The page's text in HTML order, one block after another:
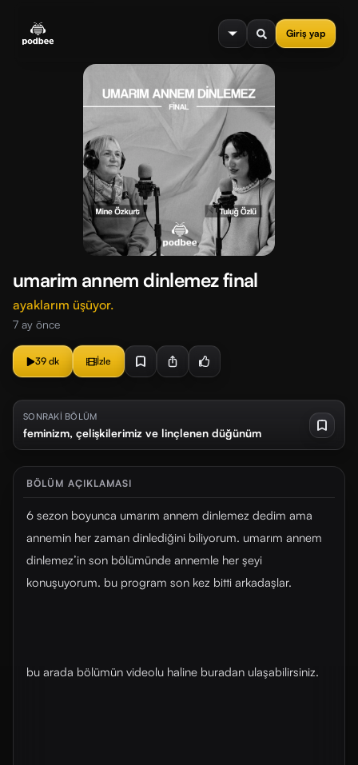
Giriş yap
menu
umarim annem dinlemez final
ayaklarım üşüyor.
7 ay önce
39 dk İzle
SONRAKİ BÖLÜM
feminizm, çelişkilerimiz ve linçlenen düğünüm
BÖLÜM AÇIKLAMASI
6 sezon boyunca umarım annem dinlemez dedim ama
annemin her zaman dinlediğini biliyorum. umarım annem
dinlemez’in son bölümünde annemle her şeyi
konuşuyorum. bu program son kez bitti arkadaşlar.
bu arada bölümün videolu haline buradan ulaşabilirsiniz.